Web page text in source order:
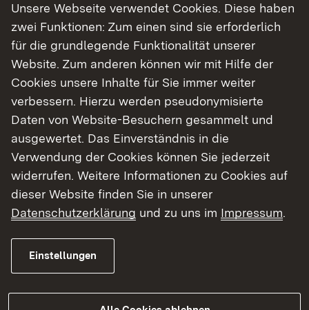
Zur Medienmitteilung
Neubau einer
Eisenbahnüberführung in
Unsere Webseite verwendet Cookies. Diese haben
zwei Funktionen: Zum einen sind sie erforderlich
für die grundlegende Funktionalität unserer
Website. Zum anderen können wir mit Hilfe der
Cookies unsere Inhalte für Sie immer weiter
verbessern. Hierzu werden pseudonymisierte
Daten von Website-Besuchern gesammelt und
ausgewertet. Das Einverständnis in die
Verwendung der Cookies können Sie jederzeit
widerrufen. Weitere Informationen zu Cookies auf
dieser Website finden Sie in unserer
Datenschutzerklärung und zu uns im Impressum.
Einstellungen